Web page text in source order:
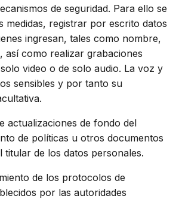
de seguridad. Para ello se
medidas, registrar por escrito datos
ingresan, tales como nombre,
así como realizar grabaciones
video o de solo audio. La voz y
sensibles y por tanto su
actualizaciones de fondo del
de políticas u otros documentos
titular de los datos personales.
de los protocolos de
por las autoridades